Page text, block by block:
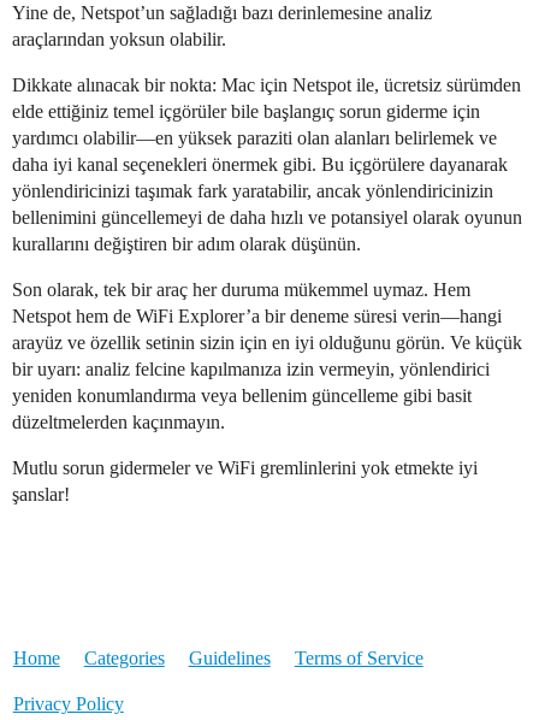
Yine de, Netspot’un sağladığı bazı derinlemesine analiz
araçlarından yoksun olabilir.
Dikkate alınacak bir nokta: Mac için Netspot ile, ücretsiz sürümden
elde ettiğiniz temel içgörüler bile başlangıç sorun giderme için
yardımcı olabilir—en yüksek paraziti olan alanları belirlemek ve
daha iyi kanal seçenekleri önermek gibi. Bu içgörülere dayanarak
yönlendiricinizi taşımak fark yaratabilir, ancak yönlendiricinizin
bellenimini güncellemeyi de daha hızlı ve potansiyel olarak oyunun
kurallarını değiştiren bir adım olarak düşünün.
Son olarak, tek bir araç her duruma mükemmel uymaz. Hem
Netspot hem de WiFi Explorer’a bir deneme süresi verin—hangi
arayüz ve özellik setinin sizin için en iyi olduğunu görün. Ve küçük
bir uyarı: analiz felcine kapılmanıza izin vermeyin, yönlendirici
yeniden konumlandırma veya bellenim güncelleme gibi basit
düzeltmelerden kaçınmayın.
Mutlu sorun gidermeler ve WiFi gremlinlerini yok etmekte iyi
şanslar!
Home Categories Guidelines Terms of Service
Privacy Policy